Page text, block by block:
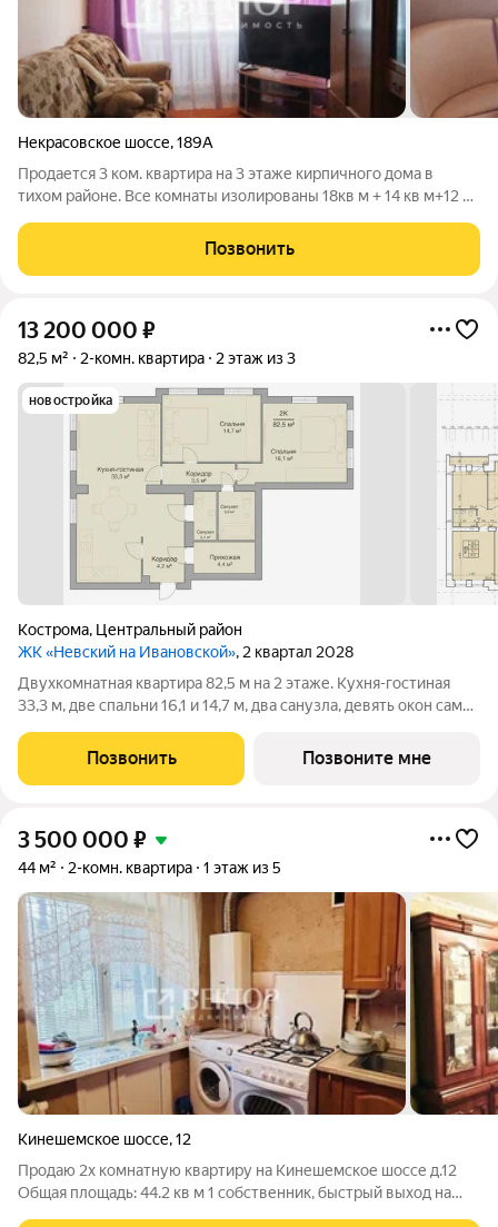
Некрасовское шоссе,189А
Продается 3 ком. квартира на 3 этаже кирпичного дома в
тихом районе. Все комнаты изолированы 18кв м + 14 кв м+12 кв
выход на сделку, 2 взрослых собственника, без обременений,
подходит под
Позвонить
13 200 000 ₽
82,5 м² 2-комн. квартира 2 этаж из 3
новостройка
Кострома, Центральный район
ЖК «Невский на Ивановской», 2 квартал 2028
Двухкомнатная квартира 82,5 м на 2 этаже. Кухня-гостиная
33,3 м, две спальни 16,1 и 14,7 м, два санузла, девять окон самая
Кирпичный дом на 14 квартир в историческом центре
Костромы, 2 этажа и
Позвонить Позвоните мне
3 500 000 ₽
44 м² 2-комн. квартира 1 этаж из 5
Кинешемское шоссе,12
Продаю 2х комнатную квартиру на Кинешемское шоссе д.12
Общая площадь: 44.2 кв м 1 собственник, быстрый выход на